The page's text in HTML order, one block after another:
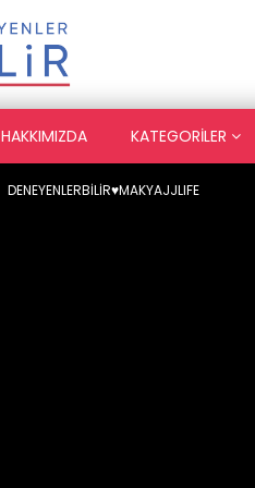
HAKKIMIZDA KATEGORILER
DENEYENLERBİLİR♥️MAKYAJJLIFE